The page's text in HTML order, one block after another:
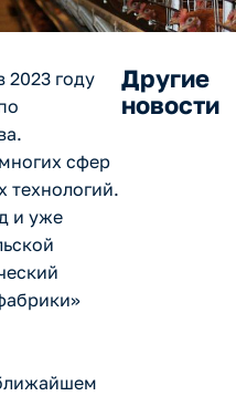
2023 году
сфер
технологий.
и уже
Другие
новости